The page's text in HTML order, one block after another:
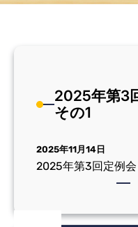
2025年第3
その1
2025年11月14日
2025年第3回定例